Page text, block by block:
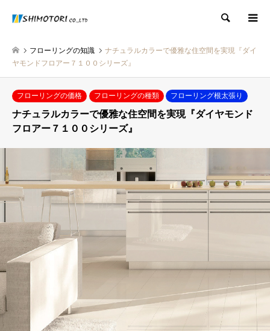
検索
フローリングの知識
ナチュラルカラーで優雅な住空間を実現『ダイ
ヤモンドフロアー７１００シリーズ』
フローリングの価格 フローリングの種類 フローリング根太張り
ナチュラルカラーで優雅な住空間を実現『ダイヤモンド
フロアー７１００シリーズ』